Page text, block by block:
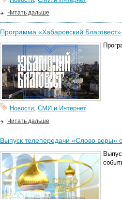
Читать дальше
Программа «Хабаровский
Новости, СМИ и Интернет
Читать дальше
Выпуск телепередачи «Слово веры»